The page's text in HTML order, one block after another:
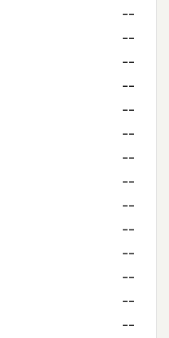
--
--
--
--
--
--
--
--
--
--
--
--
--
--